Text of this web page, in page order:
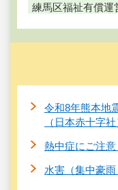
練馬区福祉有償運
令和8年熊本地
（日本赤十字社
熱中症にご注
水害（集中豪